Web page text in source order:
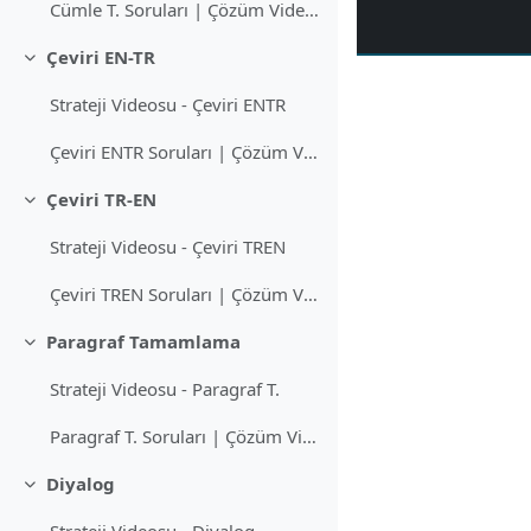
Cümle T. Soruları | Çözüm Videoları
Daralt
Çeviri EN-TR
Strateji Videosu - Çeviri ENTR
Çeviri ENTR Soruları | Çözüm Videoları
Daralt
Çeviri TR-EN
Strateji Videosu - Çeviri TREN
Çeviri TREN Soruları | Çözüm Videoları
Daralt
Paragraf Tamamlama
Strateji Videosu - Paragraf T.
Paragraf T. Soruları | Çözüm Videoları
Daralt
Diyalog